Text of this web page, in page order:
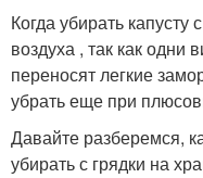
Когда убирать капусту
воздуха , так как одни
переносят легкие
убрать еще при
Давайте разберемся,
убирать с грядки на